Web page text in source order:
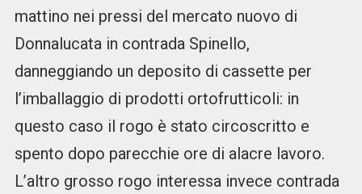
mattino nei pressi del mercato nuovo di
Donnalucata in contrada Spinello,
danneggiando un deposito di cassette per
l’imballaggio di prodotti ortofrutticoli: in
questo caso il rogo è stato circoscritto e
spento dopo parecchie ore di alacre lavoro.
L’altro grosso rogo interessa invece contrada